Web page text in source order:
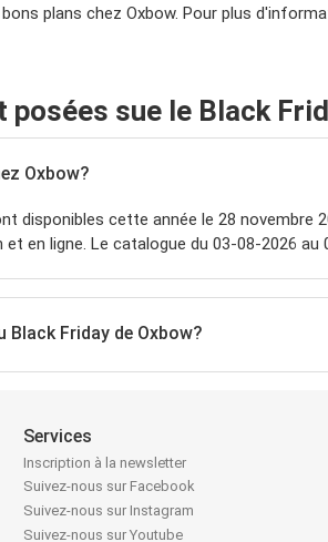
plans chez Oxbow. Pour plus
sue le Black
Oxbow?
disponibles cette année le 28 novembre
en ligne. Le catalogue du 03-08-2026
Friday de Oxbow?
Services
Inscription à la newsletter
Suivez-nous sur Facebook
Suivez-nous sur Instagram
Suivez-nous sur Youtube